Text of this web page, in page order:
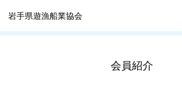
岩手県遊漁船業協会
会員紹介